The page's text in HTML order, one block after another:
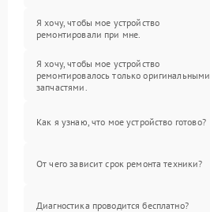
Я хочу, чтобы мое устройство
ремонтировали при мне.
Я хочу, чтобы мое устройство
ремонтировалось только оригинальными
запчастями.
Как я узнаю, что мое устройство готово?
От чего зависит срок ремонта техники?
Диагностика проводится бесплатно?